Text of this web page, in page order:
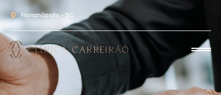
Florianópolis - SC